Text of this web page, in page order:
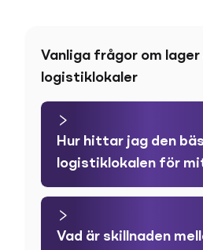
Vanliga frågor om lager
logistiklokaler
Hur hittar jag den
logistiklokalen för
Vad är skillnaden